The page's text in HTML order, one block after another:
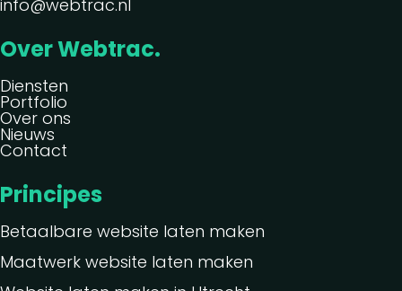
info@webtrac.nl
Over Webtrac.
Diensten
Portfolio
Over ons
Nieuws
Contact
Principes
Betaalbare website laten maken
Maatwerk website laten maken